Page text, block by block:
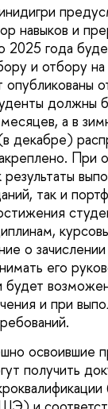
навыков и
2025 года
и отбору
должны
а в
декабре)
При
результаты
так и
о
его
и при
освоившие
получить